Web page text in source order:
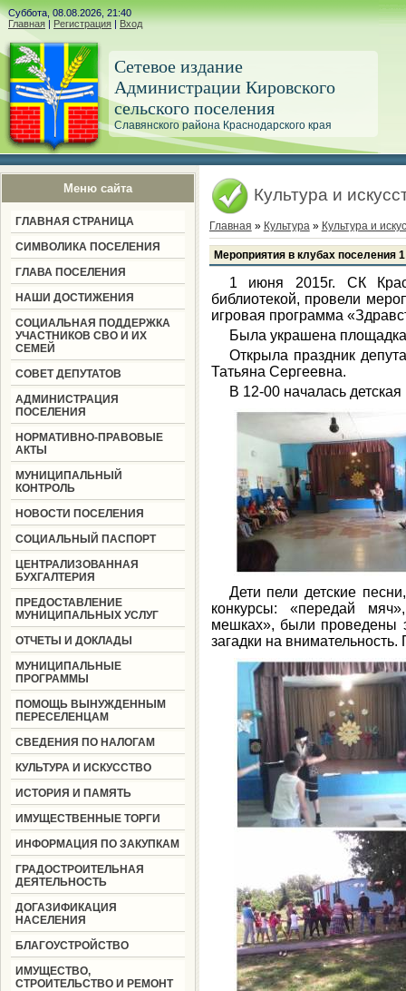
Суббота, 08.08.2026, 21:40
Главная | Регистрация | Вход
Сетевое издание
Администрации Кировского
сельского поселения
Славянского района Краснодарского края
Меню сайта
ГЛАВНАЯ СТРАНИЦА
СИМВОЛИКА ПОСЕЛЕНИЯ
ГЛАВА ПОСЕЛЕНИЯ
НАШИ ДОСТИЖЕНИЯ
СОЦИАЛЬНАЯ ПОДДЕРЖКА
УЧАСТНИКОВ СВО И ИХ
СЕМЕЙ
СОВЕТ ДЕПУТАТОВ
АДМИНИСТРАЦИЯ
ПОСЕЛЕНИЯ
НОРМАТИВНО-ПРАВОВЫЕ
АКТЫ
МУНИЦИПАЛЬНЫЙ
КОНТРОЛЬ
НОВОСТИ ПОСЕЛЕНИЯ
СОЦИАЛЬНЫЙ ПАСПОРТ
ЦЕНТРАЛИЗОВАННАЯ
БУХГАЛТЕРИЯ
ПРЕДОСТАВЛЕНИЕ
МУНИЦИПАЛЬНЫХ УСЛУГ
ОТЧЕТЫ И ДОКЛАДЫ
МУНИЦИПАЛЬНЫЕ
ПРОГРАММЫ
ПОМОЩЬ ВЫНУЖДЕННЫМ
ПЕРЕСЕЛЕНЦАМ
СВЕДЕНИЯ ПО НАЛОГАМ
КУЛЬТУРА И ИСКУССТВО
ИСТОРИЯ И ПАМЯТЬ
ИМУЩЕСТВЕННЫЕ ТОРГИ
ИНФОРМАЦИЯ ПО ЗАКУПКАМ
ГРАДОСТРОИТЕЛЬНАЯ
ДЕЯТЕЛЬНОСТЬ
ДОГАЗИФИКАЦИЯ
НАСЕЛЕНИЯ
БЛАГОУСТРОЙСТВО
ИМУЩЕСТВО,
СТРОИТЕЛЬСТВО И РЕМОНТ
Культура и
Главная » Культура» Культура и
Мероприятия в клубах поселения
1 июня 2015г. CК
библиотекой, провели
игровая программа
Была украшена
Открыла праздник
Татьяна Сергеевна.
В 12-00 началась
Дети пели детские
конкурсы: «передай
мешках», были проведены
загадки на